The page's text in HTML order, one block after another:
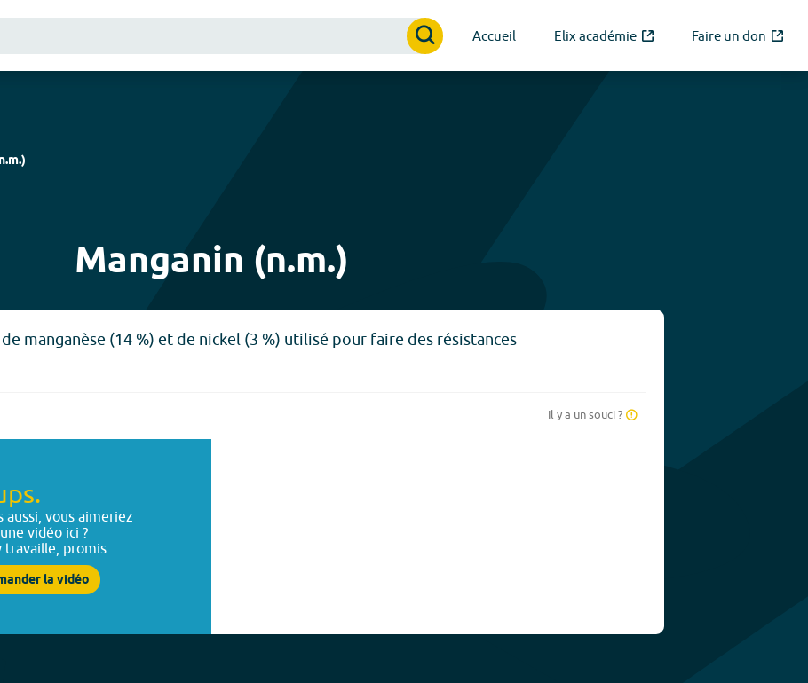
Accueil Elix académie Faire un don
n.m.)
Manganin (n.m.)
manganèse (14 %) et de nickel (3 %) utilisé pour faire des résistances
Il y a un souci ?
aussi, vous aimeriez
vidéo ici ?
travaille, promis.
la vidéo